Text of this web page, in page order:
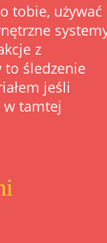
tobie, używać
z
to śledzenie
jeśli
w tamtej